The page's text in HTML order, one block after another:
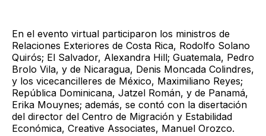
En el evento virtual participaron los ministros de
Relaciones Exteriores de Costa Rica, Rodolfo Solano
Quirós; El Salvador, Alexandra Hill; Guatemala, Pedro
Brolo Vila, y de Nicaragua, Denis Moncada Colindres,
y los vicecancilleres de México, Maximiliano Reyes;
República Dominicana, Jatzel Román, y de Panamá,
Erika Mouynes; además, se contó con la disertación
del director del Centro de Migración y Estabilidad
Económica, Creative Associates, Manuel Orozco.